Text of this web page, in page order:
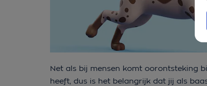
Net als bij mensen komt oorontsteking
heeft, dus is het belangrijk dat jij als